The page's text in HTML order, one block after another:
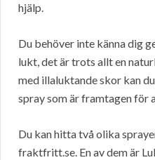
hjälp.
Du behöver inte känna dig
lukt, det är trots allt en
med illaluktande skor kan
spray som är framtagen för
Du kan hitta två olika
fraktfritt.se. En av dem är